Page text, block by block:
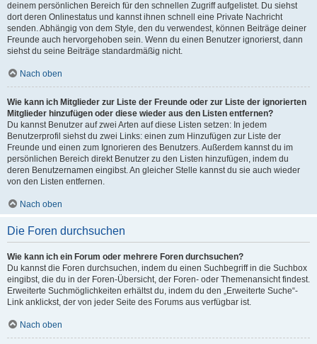
deinem persönlichen Bereich für den schnellen Zugriff aufgelistet. Du siehst
dort deren Onlinestatus und kannst ihnen schnell eine Private Nachricht
senden. Abhängig von dem Style, den du verwendest, können Beiträge deiner
Freunde auch hervorgehoben sein. Wenn du einen Benutzer ignorierst, dann
siehst du seine Beiträge standardmäßig nicht.
Nach oben
Wie kann ich Mitglieder zur Liste der Freunde oder zur Liste der ignorierten
Mitglieder hinzufügen oder diese wieder aus den Listen entfernen?
Du kannst Benutzer auf zwei Arten auf diese Listen setzen: In jedem
Benutzerprofil siehst du zwei Links: einen zum Hinzufügen zur Liste der
Freunde und einen zum Ignorieren des Benutzers. Außerdem kannst du im
persönlichen Bereich direkt Benutzer zu den Listen hinzufügen, indem du
deren Benutzernamen eingibst. An gleicher Stelle kannst du sie auch wieder
von den Listen entfernen.
Nach oben
Die Foren durchsuchen
Wie kann ich ein Forum oder mehrere Foren durchsuchen?
Du kannst die Foren durchsuchen, indem du einen Suchbegriff in die Suchbox
eingibst, die du in der Foren-Übersicht, der Foren- oder Themenansicht findest.
Erweiterte Suchmöglichkeiten erhältst du, indem du den „Erweiterte Suche“-
Link anklickst, der von jeder Seite des Forums aus verfügbar ist.
Nach oben